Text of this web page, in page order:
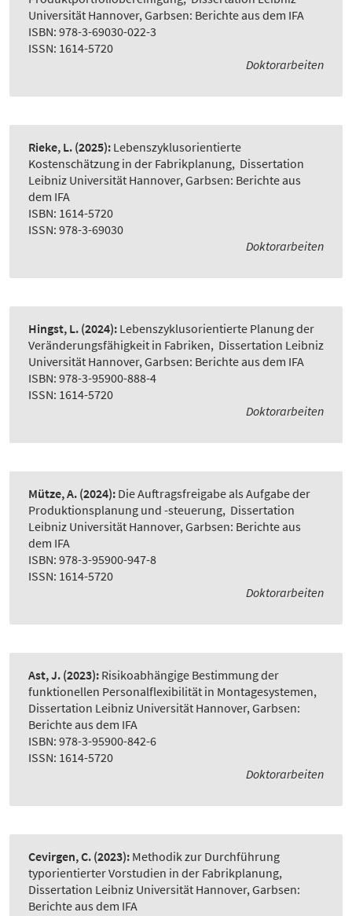
Universität Hannover, Garbsen: Berichte aus dem IFA
ISBN: 978-3-69030-022-3
ISSN: 1614-5720
Doktorarbeiten
Rieke, L. (2025): Lebenszyklusorientierte
Kostenschätzung in der Fabrikplanung, Dissertation
Leibniz Universität Hannover, Garbsen: Berichte aus
dem IFA
ISBN: 1614-5720
ISSN: 978-3-69030
Doktorarbeiten
Hingst, L. (2024): Lebenszyklusorientierte Planung der
Veränderungsfähigkeit in Fabriken, Dissertation Leibniz
Universität Hannover, Garbsen: Berichte aus dem IFA
ISBN: 978-3-95900-888-4
ISSN: 1614-5720
Doktorarbeiten
Mütze, A. (2024): Die Auftragsfreigabe als Aufgabe der
Produktionsplanung und -steuerung, Dissertation
Leibniz Universität Hannover, Garbsen: Berichte aus
dem IFA
ISBN: 978-3-95900-947-8
ISSN: 1614-5720
Doktorarbeiten
Ast, J. (2023): Risikoabhängige Bestimmung der
funktionellen Personalflexibilität in Montagesystemen,
Dissertation Leibniz Universität Hannover, Garbsen:
Berichte aus dem IFA
ISBN: 978-3-95900-842-6
ISSN: 1614-5720
Doktorarbeiten
Cevirgen, C. (2023): Methodik zur Durchführung
typorientierter Vorstudien in der Fabrikplanung,
Dissertation Leibniz Universität Hannover, Garbsen:
Berichte aus dem IFA